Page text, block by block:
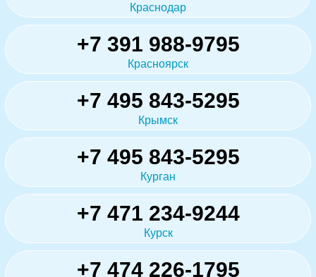
Краснодар
+7 391 988-9795
Красноярск
+7 495 843-5295
Крымск
+7 495 843-5295
Курган
+7 471 234-9244
Курск
+7 474 226-1795